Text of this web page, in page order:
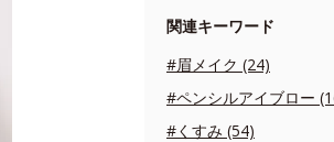
関連キーワード
#眉メイク (24)
#ペンシルアイブロー
#くすみ (54)